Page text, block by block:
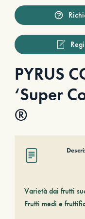
PYRUS
‘Super
®
Varietà dai frutti
Frutti medi e